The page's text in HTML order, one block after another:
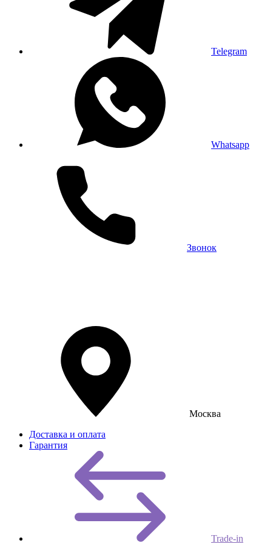
Telegram
Whatsapp
Звонок
Москва
Доставка и оплата
Гарантия
Trade-in